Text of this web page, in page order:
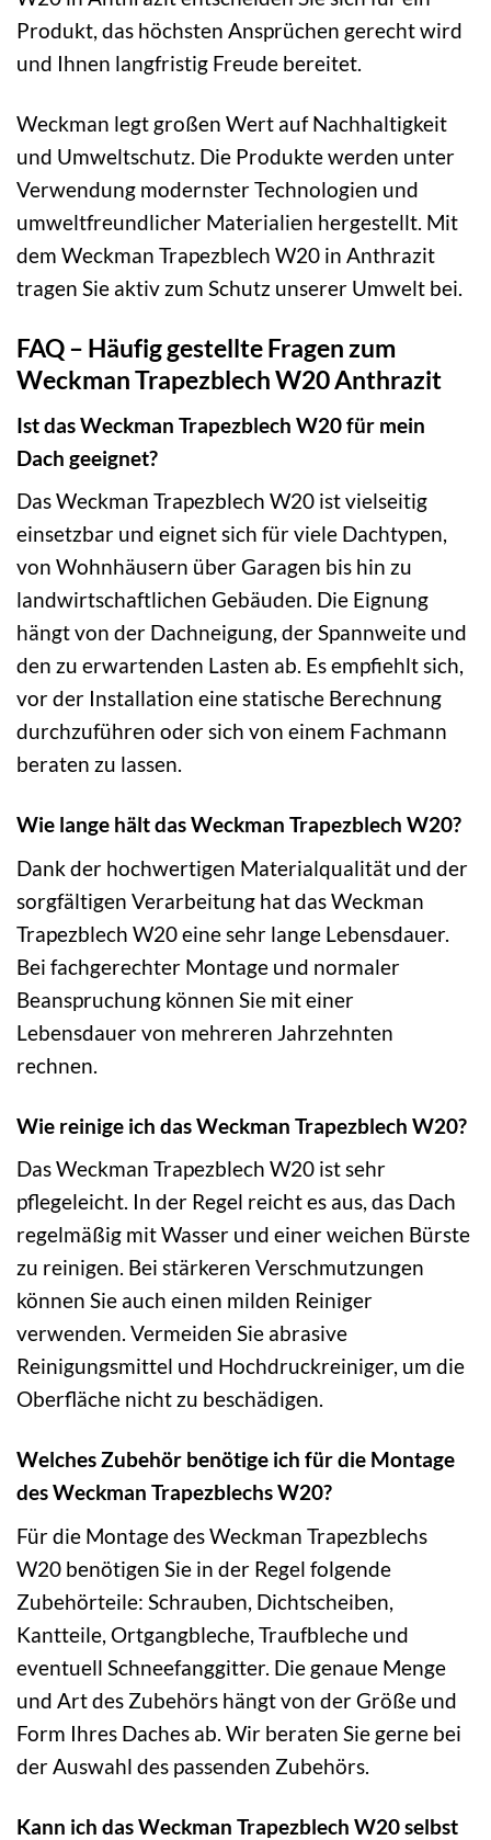
Produkt, das höchsten Ansprüchen gerecht wird
und Ihnen langfristig Freude bereitet.
Weckman legt großen Wert auf Nachhaltigkeit
und Umweltschutz. Die Produkte werden unter
Verwendung modernster Technologien und
umweltfreundlicher Materialien hergestellt. Mit
dem Weckman Trapezblech W20 in Anthrazit
tragen Sie aktiv zum Schutz unserer Umwelt bei.
FAQ – Häufig gestellte Fragen zum
Weckman Trapezblech W20 Anthrazit
Ist das Weckman Trapezblech W20 für mein
Dach geeignet?
Das Weckman Trapezblech W20 ist vielseitig
einsetzbar und eignet sich für viele Dachtypen,
von Wohnhäusern über Garagen bis hin zu
landwirtschaftlichen Gebäuden. Die Eignung
hängt von der Dachneigung, der Spannweite und
den zu erwartenden Lasten ab. Es empfiehlt sich,
vor der Installation eine statische Berechnung
durchzuführen oder sich von einem Fachmann
beraten zu lassen.
Wie lange hält das Weckman Trapezblech W20?
Dank der hochwertigen Materialqualität und der
sorgfältigen Verarbeitung hat das Weckman
Trapezblech W20 eine sehr lange Lebensdauer.
Bei fachgerechter Montage und normaler
Beanspruchung können Sie mit einer
Lebensdauer von mehreren Jahrzehnten
rechnen.
Wie reinige ich das Weckman Trapezblech W20?
Das Weckman Trapezblech W20 ist sehr
pflegeleicht. In der Regel reicht es aus, das Dach
regelmäßig mit Wasser und einer weichen Bürste
zu reinigen. Bei stärkeren Verschmutzungen
können Sie auch einen milden Reiniger
verwenden. Vermeiden Sie abrasive
Reinigungsmittel und Hochdruckreiniger, um die
Oberfläche nicht zu beschädigen.
Welches Zubehör benötige ich für die Montage
des Weckman Trapezblechs W20?
Für die Montage des Weckman Trapezblechs
W20 benötigen Sie in der Regel folgende
Zubehörteile: Schrauben, Dichtscheiben,
Kantteile, Ortgangbleche, Traufbleche und
eventuell Schneefanggitter. Die genaue Menge
und Art des Zubehörs hängt von der Größe und
Form Ihres Daches ab. Wir beraten Sie gerne bei
der Auswahl des passenden Zubehörs.
Kann ich das Weckman Trapezblech W20 selbst